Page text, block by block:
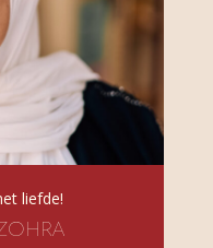
liefde!